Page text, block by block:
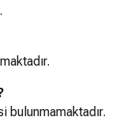
bulunmamaktadır.